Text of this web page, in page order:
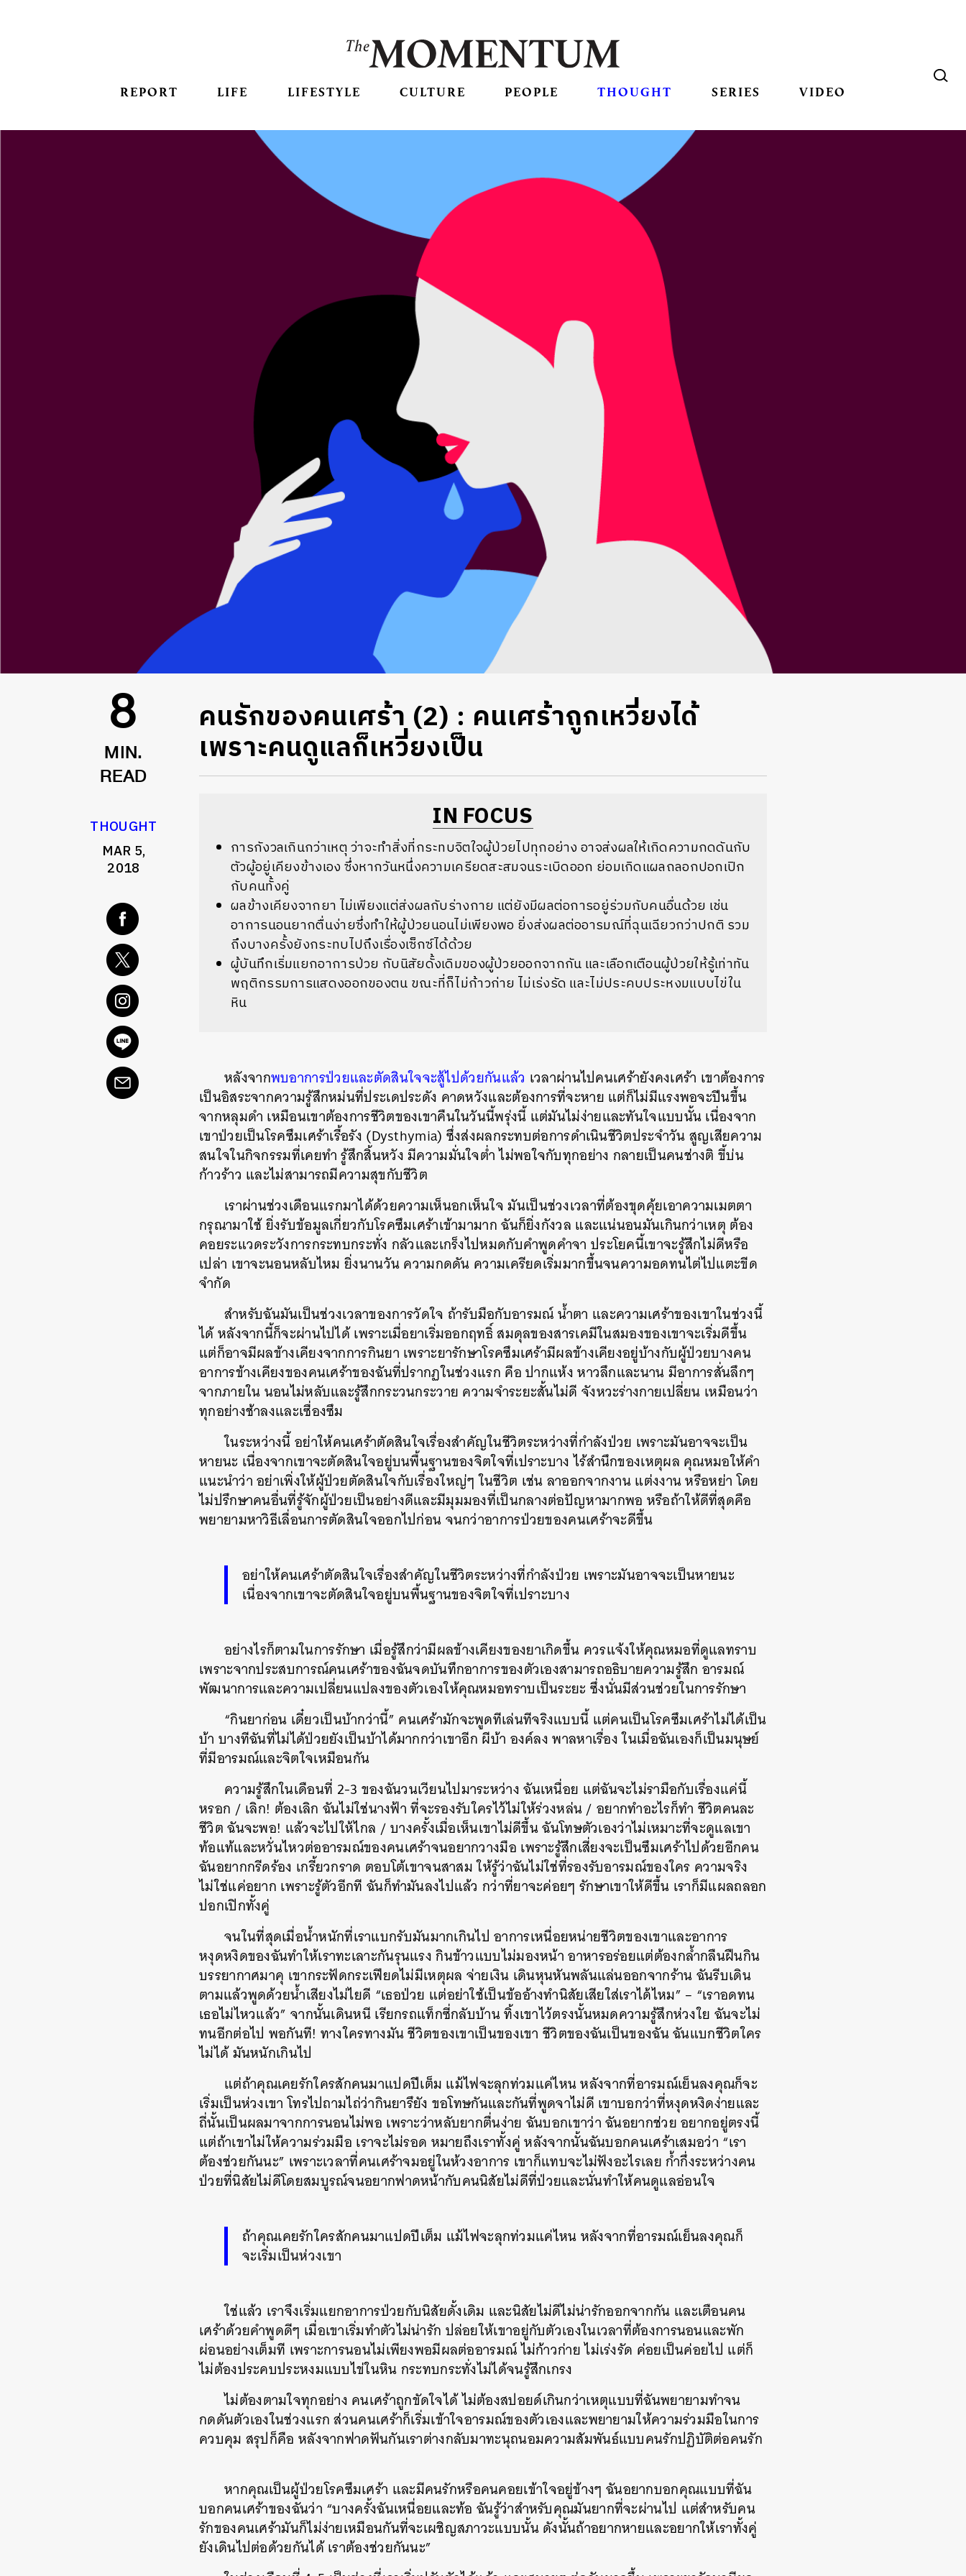
REPORT LIFE LIFESTYLE CULTURE PEOPLE THOUGHT SERIES VIDEO
8
MIN.
READ
THOUGHT
MAR 5,
2018
คนรักของคนเศร้า (2) : คนเศร้าถูกเหวี่ยงได้
เพราะคนดูแลก็เหวี่ยงเป็น
IN FOCUS
การกังวลเกินกว่าเหตุ ว่าจะทำสิ่งที่กระทบจิตใจผู้ป่วยไปทุกอย่าง อาจส่งผลให้เกิดความกดดันกับ
ตัวผู้อยู่เคียงข้างเอง ซึ่งหากวันหนึ่งความเครียดสะสมจนระเบิดออก ย่อมเกิดแผลถลอกปอกเปิก
กับคนทั้งคู่
ผลข้างเคียงจากยา ไม่เพียงแต่ส่งผลกับร่างกาย แต่ยังมีผลต่อการอยู่ร่วมกับคนอื่นด้วย เช่น
อาการนอนยากตื่นง่ายซึ่งทำให้ผู้ป่วยนอนไม่เพียงพอ ยิ่งส่งผลต่ออารมณ์ที่ฉุนเฉียวกว่าปกติ รวม
ถึงบางครั้งยังกระทบไปถึงเรื่องเซ็กซ์ได้ด้วย
ผู้บันทึกเริ่มแยกอาการป่วย กับนิสัยดั้งเดิมของผู้ป่วยออกจากกัน และเลือกเตือนผู้ป่วยให้รู้เท่าทัน
พฤติกรรมการแสดงออกของตน ขณะที่ก็ไม่ก้าวก่าย ไม่เร่งรัด และไม่ประคบประหงมแบบไข่ใน
หิน
หลังจากพบอาการป่วยและตัดสินใจจะสู้ไปด้วยกันแล้ว เวลาผ่านไปคนเศร้ายังคงเศร้า เขาต้องการ
เป็นอิสระจากความรู้สึกหม่นที่ประเดประดัง คาดหวังและต้องการที่จะหาย แต่ก็ไม่มีแรงพอจะปีนขึ้น
จากหลุมดำ เหมือนเขาต้องการชีวิตของเขาคืนในวันนี้พรุ่งนี้ แต่มันไม่ง่ายและทันใจแบบนั้น เนื่องจาก
เขาป่วยเป็นโรคซึมเศร้าเรื้อรัง (Dysthymia) ซึ่งส่งผลกระทบต่อการดำเนินชีวิตประจำวัน สูญเสียความ
สนใจในกิจกรรมที่เคยทำ รู้สึกสิ้นหวัง มีความมั่นใจต่ำ ไม่พอใจกับทุกอย่าง กลายเป็นคนช่างติ ขี้บ่น
ก้าวร้าว และไม่สามารถมีความสุขกับชีวิต
เราผ่านช่วงเดือนแรกมาได้ด้วยความเห็นอกเห็นใจ มันเป็นช่วงเวลาที่ต้องขุดคุ้ยเอาความเมตตา
กรุณามาใช้ ยิ่งรับข้อมูลเกี่ยวกับโรคซึมเศร้าเข้ามามาก ฉันก็ยิ่งกังวล และแน่นอนมันเกินกว่าเหตุ ต้อง
คอยระแวดระวังการกระทบกระทั่ง กลัวและเกร็งไปหมดกับคำพูดคำจา ประโยคนี้เขาจะรู้สึกไม่ดีหรือ
เปล่า เขาจะนอนหลับไหม ยิ่งนานวัน ความกดดัน ความเครียดเริ่มมากขึ้นจนความอดทนไต่ไปแตะขีด
จำกัด
สำหรับฉันมันเป็นช่วงเวลาของการวัดใจ ถ้ารับมือกับอารมณ์ น้ำตา และความเศร้าของเขาในช่วงนี้
ได้ หลังจากนี้ก็จะผ่านไปได้ เพราะเมื่อยาเริ่มออกฤทธิ์ สมดุลของสารเคมีในสมองของเขาจะเริ่มดีขึ้น
แต่ก็อาจมีผลข้างเคียงจากการกินยา เพราะยารักษาโรคซึมเศร้ามีผลข้างเคียงอยู่บ้างกับผู้ป่วยบางคน
อาการข้างเคียงของคนเศร้าของฉันที่ปรากฏในช่วงแรก คือ ปากแห้ง หาวลึกและนาน มีอาการสั่นลึกๆ
จากภายใน นอนไม่หลับและรู้สึกกระวนกระวาย ความจำระยะสั้นไม่ดี จังหวะร่างกายเปลี่ยน เหมือนว่า
ทุกอย่างช้าลงและเซื่องซึม
ในระหว่างนี้ อย่าให้คนเศร้าตัดสินใจเรื่องสำคัญในชีวิตระหว่างที่กำลังป่วย เพราะมันอาจจะเป็น
หายนะ เนื่องจากเขาจะตัดสินใจอยู่บนพื้นฐานของจิตใจที่เปราะบาง ไร้สำนึกของเหตุผล คุณหมอให้คำ
แนะนำว่า อย่าเพิ่งให้ผู้ป่วยตัดสินใจกับเรื่องใหญ่ๆ ในชีวิต เช่น ลาออกจากงาน แต่งงาน หรือหย่า โดย
ไม่ปรึกษาคนอื่นที่รู้จักผู้ป่วยเป็นอย่างดีและมีมุมมองที่เป็นกลางต่อปัญหามากพอ หรือถ้าให้ดีที่สุดคือ
พยายามหาวิธีเลื่อนการตัดสินใจออกไปก่อน จนกว่าอาการป่วยของคนเศร้าจะดีขึ้น
อย่าให้คนเศร้าตัดสินใจเรื่องสำคัญในชีวิตระหว่างที่กำลังป่วย เพราะมันอาจจะเป็นหายนะ
เนื่องจากเขาจะตัดสินใจอยู่บนพื้นฐานของจิตใจที่เปราะบาง
อย่างไรก็ตามในการรักษา เมื่อรู้สึกว่ามีผลข้างเคียงของยาเกิดขึ้น ควรแจ้งให้คุณหมอที่ดูแลทราบ
เพราะจากประสบการณ์คนเศร้าของฉันจดบันทึกอาการของตัวเองสามารถอธิบายความรู้สึก อารมณ์
พัฒนาการและความเปลี่ยนแปลงของตัวเองให้คุณหมอทราบเป็นระยะ ซึ่งนั่นมีส่วนช่วยในการรักษา
“กินยาก่อน เดี๋ยวเป็นบ้ากว่านี้” คนเศร้ามักจะพูดทีเล่นทีจริงแบบนี้ แต่คนเป็นโรคซึมเศร้าไม่ได้เป็น
บ้า บางทีฉันที่ไม่ได้ป่วยยังเป็นบ้าได้มากกว่าเขาอีก ผีบ้า องค์ลง พาลหาเรื่อง ในเมื่อฉันเองก็เป็นมนุษย์
ที่มีอารมณ์และจิตใจเหมือนกัน
ความรู้สึกในเดือนที่ 2-3 ของฉันวนเวียนไปมาระหว่าง ฉันเหนื่อย แต่ฉันจะไม่รามือกับเรื่องแค่นี้
หรอก / เลิก! ต้องเลิก ฉันไม่ใช่นางฟ้า ที่จะรองรับใครไว้ไม่ให้ร่วงหล่น / อยากทำอะไรก็ทำ ชีวิตคนละ
ชีวิต ฉันจะพอ! แล้วจะไปให้ไกล / บางครั้งเมื่อเห็นเขาไม่ดีขึ้น ฉันโทษตัวเองว่าไม่เหมาะที่จะดูแลเขา
ท้อแท้และหวั่นไหวต่ออารมณ์ของคนเศร้าจนอยากวางมือ เพราะรู้สึกเสี่ยงจะเป็นซึมเศร้าไปด้วยอีกคน
ฉันอยากกรีดร้อง เกรี้ยวกราด ตอบโต้เขาจนสาสม ให้รู้ว่าฉันไม่ใช่ที่รองรับอารมณ์ของใคร ความจริง
ไม่ใช่แค่อยาก เพราะรู้ตัวอีกที ฉันก็ทำมันลงไปแล้ว กว่าที่ยาจะค่อยๆ รักษาเขาให้ดีขึ้น เราก็มีแผลถลอก
ปอกเปิกทั้งคู่
จนในที่สุดเมื่อน้ำหนักที่เราแบกรับมันมากเกินไป อาการเหนื่อยหน่ายชีวิตของเขาและอาการ
หงุดหงิดของฉันทำให้เราทะเลาะกันรุนแรง กินข้าวแบบไม่มองหน้า อาหารอร่อยแต่ต้องกล้ำกลืนฝืนกิน
บรรยากาศมาคุ เขากระฟัดกระเฟียดไม่มีเหตุผล จ่ายเงิน เดินหุนหันพลันแล่นออกจากร้าน ฉันรีบเดิน
ตามแล้วพูดด้วยน้ำเสียงไม่ไยดี “เธอป่วย แต่อย่าใช้เป็นข้ออ้างทำนิสัยเสียใส่เราได้ไหม” – “เราอดทน
เธอไม่ไหวแล้ว” จากนั้นเดินหนี เรียกรถแท็กซี่กลับบ้าน ทิ้งเขาไว้ตรงนั้นหมดความรู้สึกห่วงใย ฉันจะไม่
ทนอีกต่อไป พอกันที! ทางใครทางมัน ชีวิตของเขาเป็นของเขา ชีวิตของฉันเป็นของฉัน ฉันแบกชีวิตใคร
ไม่ได้ มันหนักเกินไป
แต่ถ้าคุณเคยรักใครสักคนมาแปดปีเต็ม แม้ไฟจะลุกท่วมแค่ไหน หลังจากที่อารมณ์เย็นลงคุณก็จะ
เริ่มเป็นห่วงเขา โทรไปถามไถ่ว่ากินยารึยัง ขอโทษกันและกันที่พูดจาไม่ดี เขาบอกว่าที่หงุดหงิดง่ายและ
ถี่นั้นเป็นผลมาจากการนอนไม่พอ เพราะว่าหลับยากตื่นง่าย ฉันบอกเขาว่า ฉันอยากช่วย อยากอยู่ตรงนี้
แต่ถ้าเขาไม่ให้ความร่วมมือ เราจะไม่รอด หมายถึงเราทั้งคู่ หลังจากนั้นฉันบอกคนเศร้าเสมอว่า “เรา
ต้องช่วยกันนะ” เพราะเวลาที่คนเศร้าจมอยู่ในห้วงอาการ เขาก็แทบจะไม่ฟังอะไรเลย ก้ำกึ่งระหว่างคน
ป่วยที่นิสัยไม่ดีโดยสมบูรณ์จนอยากฟาดหน้ากับคนนิสัยไม่ดีที่ป่วยและนั่นทำให้คนดูแลอ่อนใจ
ถ้าคุณเคยรักใครสักคนมาแปดปีเต็ม แม้ไฟจะลุกท่วมแค่ไหน หลังจากที่อารมณ์เย็นลงคุณก็
จะเริ่มเป็นห่วงเขา
ใช่แล้ว เราจึงเริ่มแยกอาการป่วยกับนิสัยดั้งเดิม และนิสัยไม่ดีไม่น่ารักออกจากกัน และเตือนคน
เศร้าด้วยคำพูดดีๆ เมื่อเขาเริ่มทำตัวไม่น่ารัก ปล่อยให้เขาอยู่กับตัวเองในเวลาที่ต้องการนอนและพัก
ผ่อนอย่างเต็มที เพราะการนอนไม่เพียงพอมีผลต่ออารมณ์ ไม่ก้าวก่าย ไม่เร่งรัด ค่อยเป็นค่อยไป แต่ก็
ไม่ต้องประคบประหงมแบบไข่ในหิน กระทบกระทั่งไม่ได้จนรู้สึกเกรง
ไม่ต้องตามใจทุกอย่าง คนเศร้าถูกขัดใจได้ ไม่ต้องสปอยด์เกินกว่าเหตุแบบที่ฉันพยายามทำจน
กดดันตัวเองในช่วงแรก ส่วนคนเศร้าก็เริ่มเข้าใจอารมณ์ของตัวเองและพยายามให้ความร่วมมือในการ
ควบคุม สรุปก็คือ หลังจากฟาดฟันกันเราต่างกลับมาทะนุถนอมความสัมพันธ์แบบคนรักปฏิบัติต่อคนรัก
หากคุณเป็นผู้ป่วยโรคซึมเศร้า และมีคนรักหรือคนคอยเข้าใจอยู่ข้างๆ ฉันอยากบอกคุณแบบที่ฉัน
บอกคนเศร้าของฉันว่า “บางครั้งฉันเหนื่อยและท้อ ฉันรู้ว่าสำหรับคุณมันยากที่จะผ่านไป แต่สำหรับคน
รักของคนเศร้ามันก็ไม่ง่ายเหมือนกันที่จะเผชิญสภาวะแบบนั้น ดังนั้นถ้าอยากหายและอยากให้เราทั้งคู่
ยังเดินไปต่อด้วยกันได้ เราต้องช่วยกันนะ”